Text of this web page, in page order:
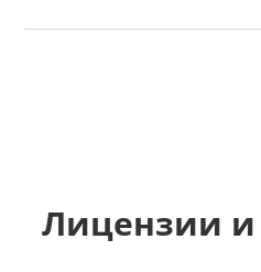
Лицензии и